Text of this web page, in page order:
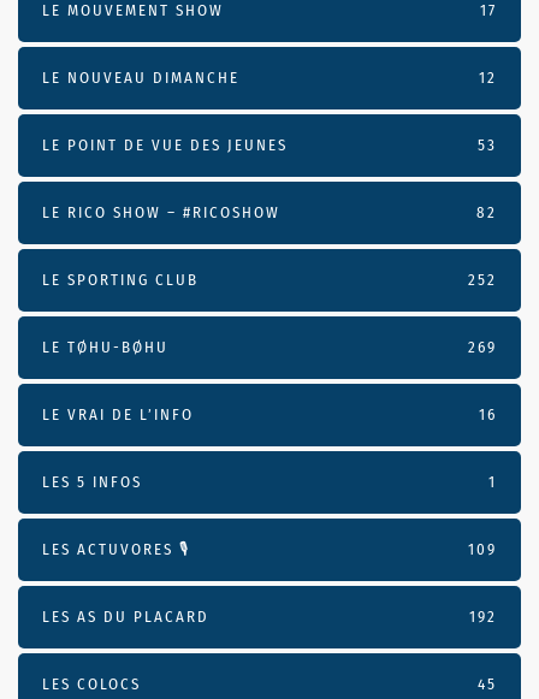
LE MOUVEMENT SHOW 17
LE NOUVEAU DIMANCHE 12
LE POINT DE VUE DES JEUNES 53
LE RICO SHOW – #RICOSHOW 82
LE SPORTING CLUB 252
LE TØHU-BØHU 269
LE VRAI DE L’INFO 16
LES 5 INFOS 1
LES ACTUVORES 🎙 109
LES AS DU PLACARD 192
LES COLOCS 45